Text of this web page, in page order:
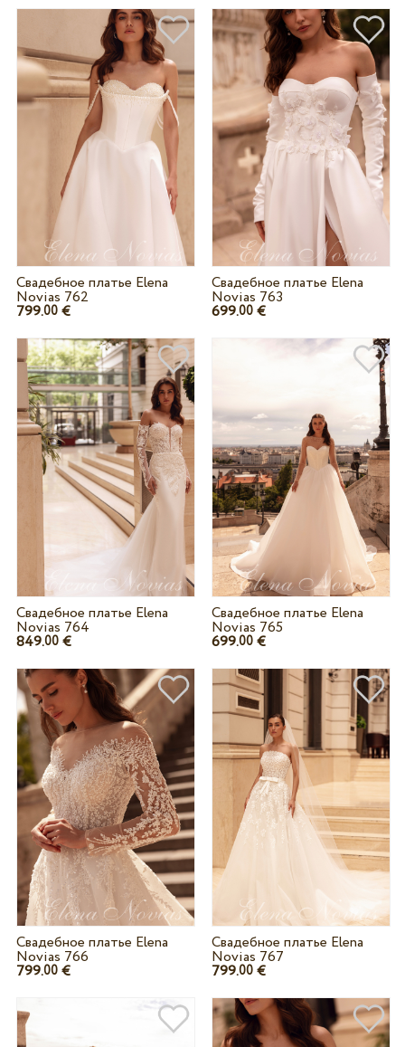
Свадебное платье Elena
Novias 762
799.00€
Свадебное платье Elena
Novias 763
699.00 €
Свадебное платье Elena
Novias 764
849.00€
Свадебное платье Elena
Novias 765
699.00 €
Свадебное платье Elena
Novias 766
799.00€
Свадебное платье Elena
Novias 767
799.00 €